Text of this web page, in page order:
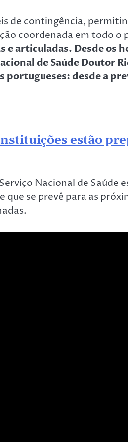
de contingência,
coordenada em todo o
e articuladas. Desde os
de Saúde Doutor
portugueses: desde a
estão
Nacional de Saúde
se prevê para as